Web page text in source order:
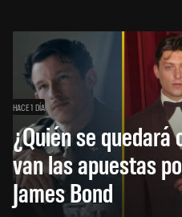
HACE 1 DÍA
¿Quién se quedará
van las apuestas
James Bond